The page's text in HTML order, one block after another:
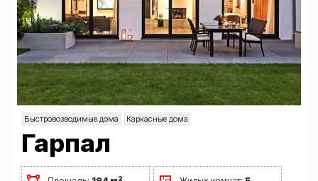
Быстровозводимые дома Каркасные дома
Гарпал
2